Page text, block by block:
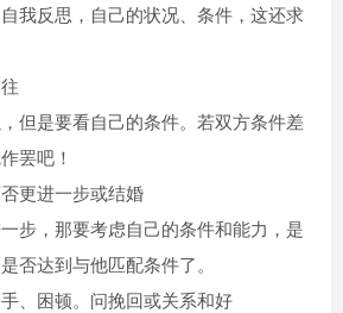
我反思，自己的状况、条件，这还求
但是要看自己的条件。若双方条件差
罢吧！
更进一步或结婚
步，那要考虑自己的条件和能力，是
否达到与他匹配条件了。
、困顿。问挽回或关系和好